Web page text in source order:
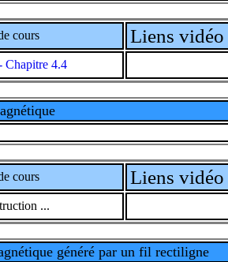
cours Liens vidéo
4.4
cours Liens vidéo
...
généré par un fil rectiligne